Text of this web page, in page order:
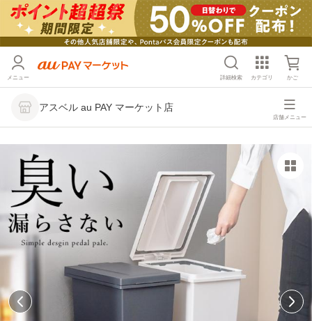
メニュー 詳細検索 カテゴリ かご
アスベル au PAY マーケット店
店舗メニュー